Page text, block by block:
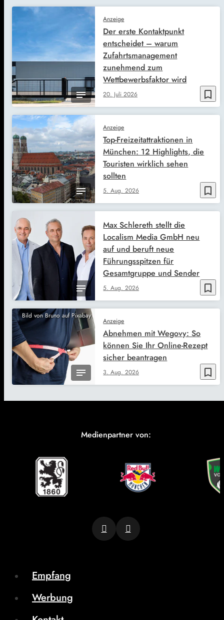
bookmark_border
Anzeige
20. Juli 2026
Der erste Kontaktpunkt
entscheidet – warum
Zufahrtsmanagement
zunehmend zum
Wettbewerbsfaktor wird
bookmark_border
Anzeige
5. Aug. 2026
Top-Freizeitattraktionen in
München: 12 Highlights, die
Touristen wirklich sehen
sollten
bookmark_border
5. Aug. 2026
Max Schlereth stellt die
Localism Media GmbH neu
auf und beruft neue
Führungsspitzen für
Gesamtgruppe und Sender
Bild von Bruno auf Pixabay
bookmark_border
Anzeige
3. Aug. 2026
Abnehmen mit Wegovy: So
können Sie Ihr Online-Rezept
sicher beantragen
Medienpartner von:
Empfang
Werbung